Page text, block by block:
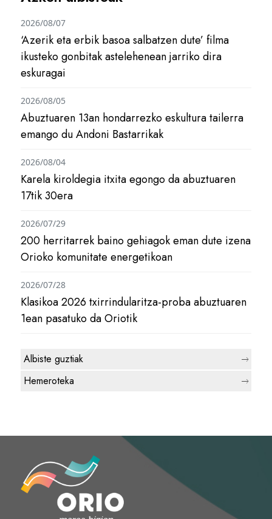
‘Azerik eta erbik basoa salbatzen dute’ filma
ikusteko gonbitak astelehenean jarriko dira
eskuragai
2026/08/07
Abuztuaren 13an hondarrezko eskultura tailerra
emango du Andoni Bastarrikak
2026/08/05
Karela kiroldegia itxita egongo da abuztuaren
17tik 30era
2026/08/04
200 herritarrek baino gehiagok eman dute izena
Orioko komunitate energetikoan
2026/07/29
Klasikoa 2026 txirrindularitza-proba abuztuaren
1ean pasatuko da Oriotik
2026/07/28
Albiste guztiak
Hemeroteka